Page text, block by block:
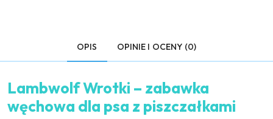
OPIS OPINIE I OCENY (0)
Lambwolf Wrotki – zabawka
węchowa dla psa z piszczałkami